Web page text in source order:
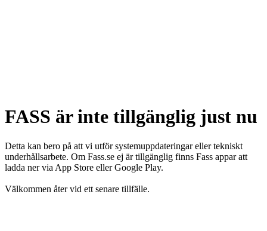
FASS är inte tillgänglig just nu
Detta kan bero på att vi utför systemuppdateringar eller tekniskt
underhållsarbete. Om Fass.se ej är tillgänglig finns Fass appar att
ladda ner via App Store eller Google Play.
Välkommen åter vid ett senare tillfälle.